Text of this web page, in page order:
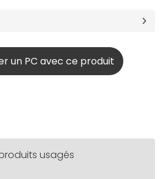
un PC avec ce produit
usagés